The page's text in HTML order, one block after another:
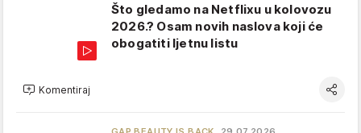
Što gledamo na Netflixu u kolovozu
2026.? Osam novih naslova koji će
obogatiti ljetnu listu
Komentiraj